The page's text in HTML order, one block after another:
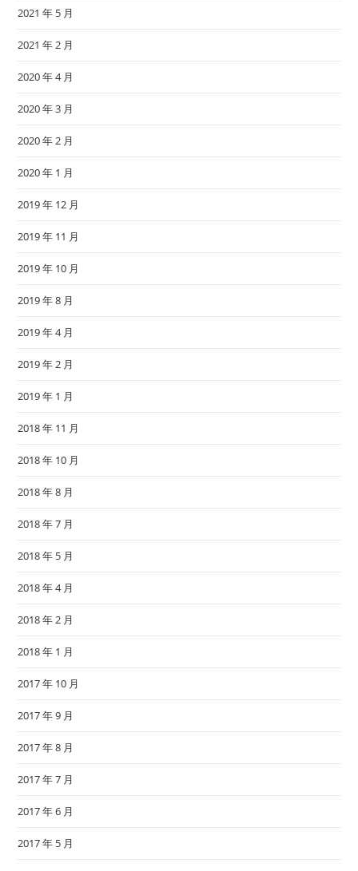
2021 年 5 月
2021 年 2 月
2020 年 4 月
2020 年 3 月
2020 年 2 月
2020 年 1 月
2019 年 12 月
2019 年 11 月
2019 年 10 月
2019 年 8 月
2019 年 4 月
2019 年 2 月
2019 年 1 月
2018 年 11 月
2018 年 10 月
2018 年 8 月
2018 年 7 月
2018 年 5 月
2018 年 4 月
2018 年 2 月
2018 年 1 月
2017 年 10 月
2017 年 9 月
2017 年 8 月
2017 年 7 月
2017 年 6 月
2017 年 5 月